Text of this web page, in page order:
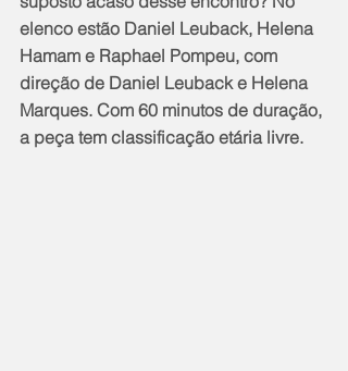
elenco estão Daniel Leuback, Helena
Hamam e Raphael Pompeu, com
direção de Daniel Leuback e Helena
Marques. Com 60 minutos de duração,
a peça tem classificação etária livre.